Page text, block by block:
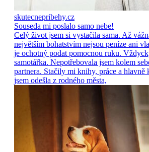
skutecnepribehy.cz
Souseda mi poslalo samo nebe!
Celý život jsem si vystačila sama. Až
největším bohatstvím nejsou peníze ani
je ochotný podat pomocnou ruku.
samotářka. Nepotřebovala jsem kolem
partnera. Stačily mi knihy, práce a
jsem odešla z rodného města,